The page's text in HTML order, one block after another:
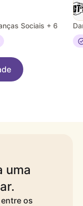
Sociais + 6
uma
os